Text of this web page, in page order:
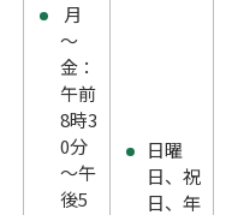
月
～
金：
午前
8時3
0分
～午
後5
日曜
日、祝
日、年